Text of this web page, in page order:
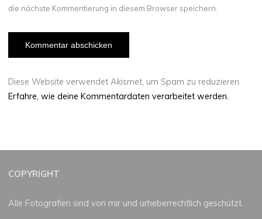
die nächste Kommentierung in diesem Browser speichern.
Diese Website verwendet Akismet, um Spam zu reduzieren.
Erfahre, wie deine Kommentardaten verarbeitet werden.
COPYRIGHT
Alle Fotografien sind von mir und urheberrechtlich geschützt.